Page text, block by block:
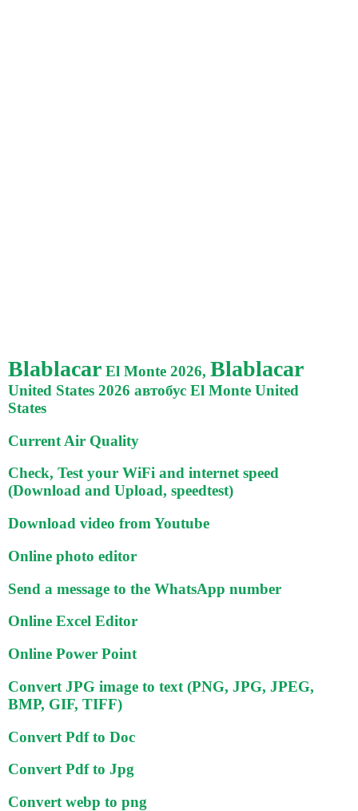
Blablacar El Monte 2026, Blablacar
United States 2026 автобус El Monte United
States
Current Air Quality
Check, Test your WiFi and internet speed
(Download and Upload, speedtest)
Download video from Youtube
Online photo editor
Send a message to the WhatsApp number
Online Excel Editor
Online Power Point
Convert JPG image to text (PNG, JPG, JPEG,
BMP, GIF, TIFF)
Convert Pdf to Doc
Convert Pdf to Jpg
Convert webp to png